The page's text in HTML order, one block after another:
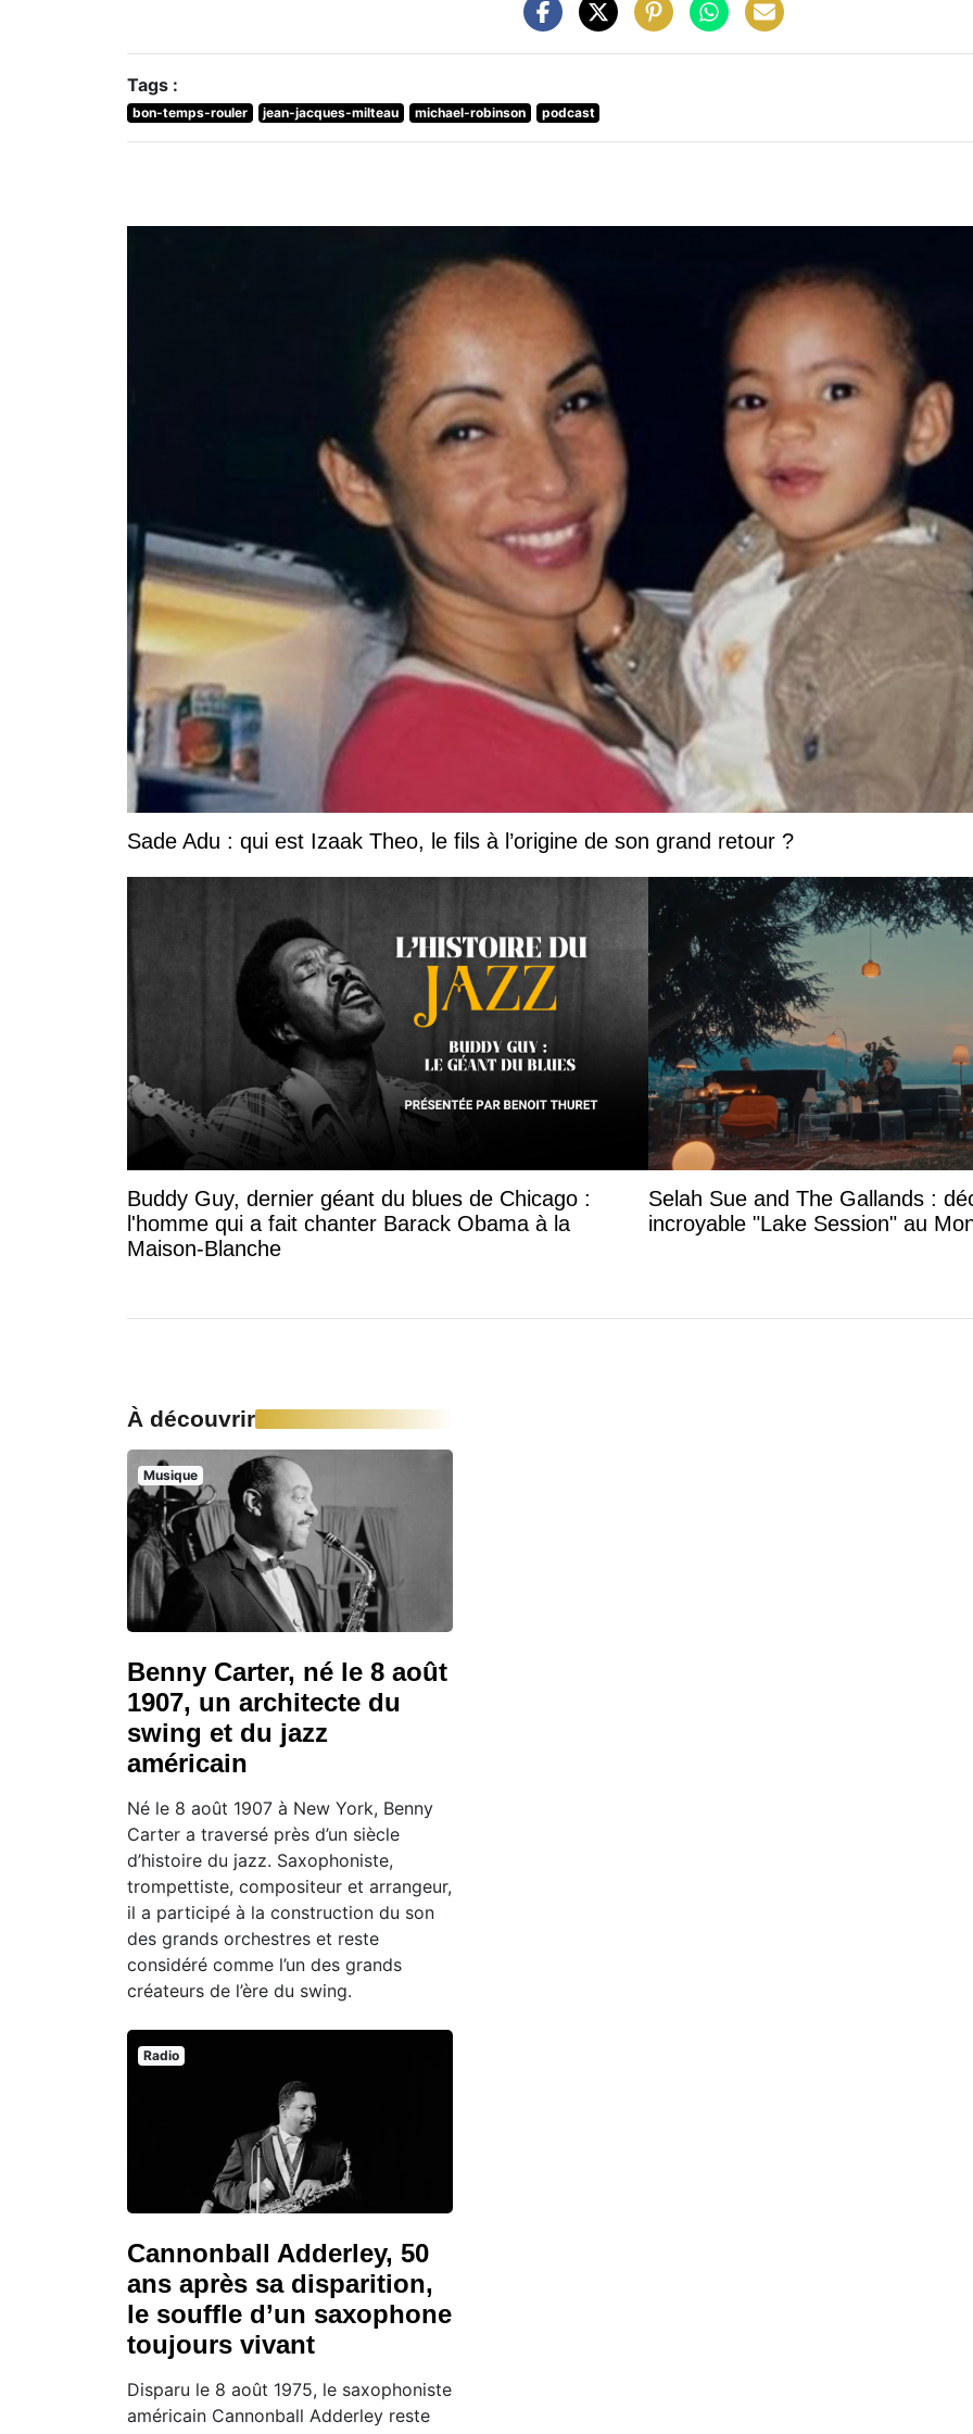
Tags :
bon-temps-rouler jean-jacques-milteau michael-robinson podcast
Sade Adu : qui est Izaak Theo, le fils à l’origine de son grand retour ?
Buddy Guy, dernier géant du blues de Chicago :
l'homme qui a fait chanter Barack Obama à la
Maison-Blanche
Selah Sue and The Gallands :
incroyable "Lake Session" au
À découvrir
Musique
Benny Carter, né le 8 août
1907, un architecte du
swing et du jazz
américain
Né le 8 août 1907 à New York, Benny
Carter a traversé près d’un siècle
d’histoire du jazz. Saxophoniste,
trompettiste, compositeur et arrangeur,
il a participé à la construction du son
des grands orchestres et reste
considéré comme l’un des grands
créateurs de l’ère du swing.
Radio
Cannonball Adderley, 50
ans après sa disparition,
le souffle d’un saxophone
toujours vivant
Disparu le 8 août 1975, le saxophoniste
américain Cannonball Adderley reste